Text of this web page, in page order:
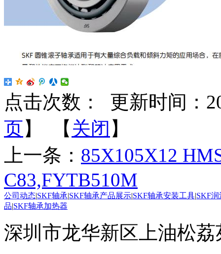
点击次数：
更新时间：
页】 【 关闭 】
上一条： 85X105X12
C83,FYTB510M
公司动态|SKF轴承|SKF轴承产品展示|SKF轴承安装工具|SKF
品|SKF轴承加热器
深圳市龙华新区上油松